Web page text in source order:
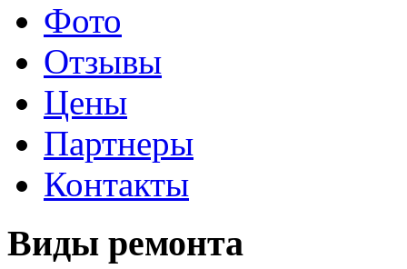
Фото
Отзывы
Цены
Партнеры
Контакты
Виды ремонта